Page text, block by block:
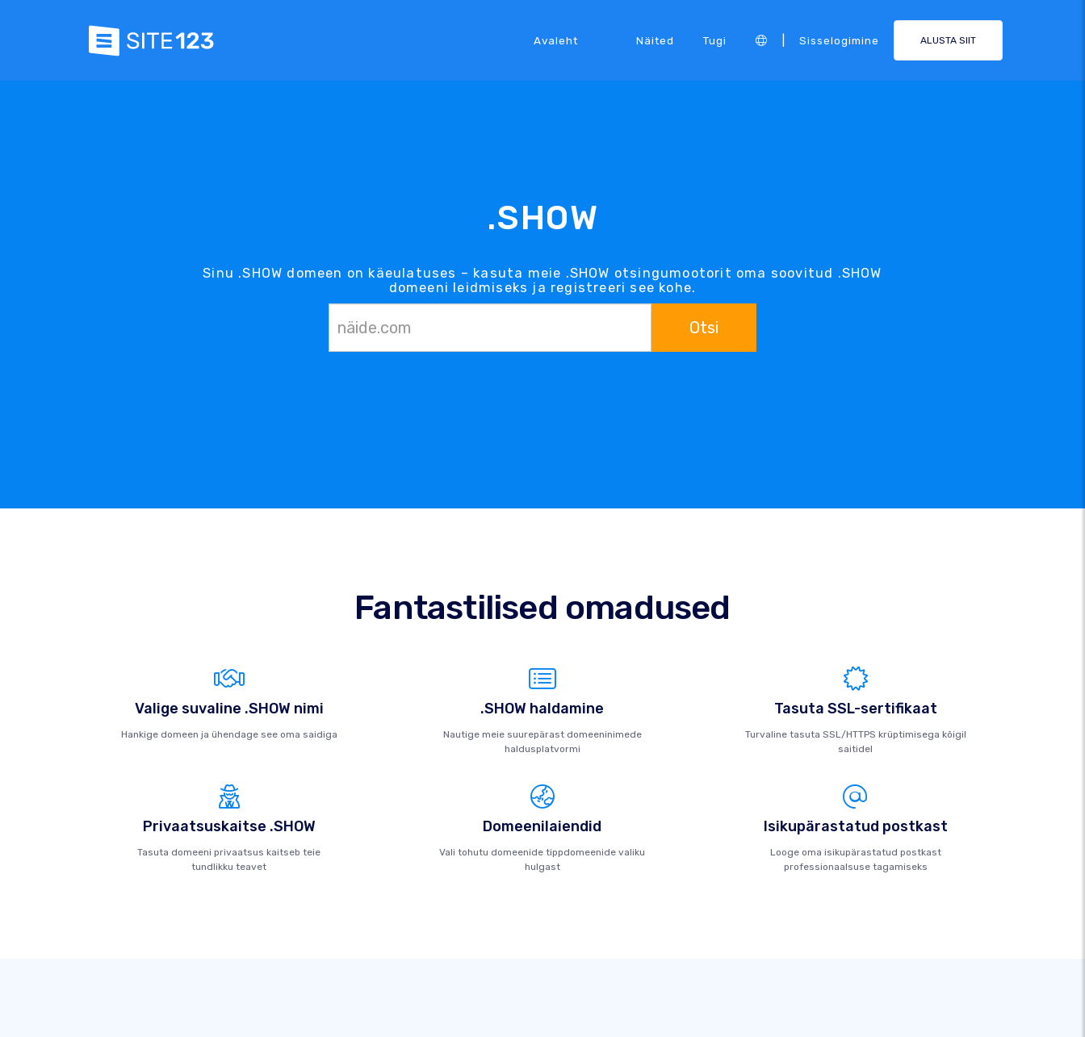
Avaleht Näited Tugi Sisselogimine ALUSTA SIIT
.SHOW
Sinu .SHOW domeen on käeulatuses – kasuta meie .SHOW otsingumootorit oma soovitud .SHOW
domeeni leidmiseks ja registreeri see kohe.
Otsi
Fantastilised omadused
Valige suvaline .SHOW nimi
Hankige domeen ja ühendage see oma saidiga
.SHOW haldamine
Nautige meie suurepärast domeeninimede
haldusplatvormi
Tasuta SSL-sertifikaat
Turvaline tasuta SSL/HTTPS krüptimisega kõigil
saitidel
Privaatsuskaitse .SHOW
Tasuta domeeni privaatsus kaitseb teie
tundlikku teavet
Domeenilaiendid
Vali tohutu domeenide tippdomeenide valiku
hulgast
Isikupärastatud postkast
Looge oma isikupärastatud postkast
professionaalsuse tagamiseks